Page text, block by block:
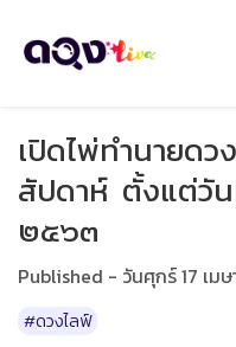
เปิดไพ่ทำนายด
สัปดาห์ ตั้งแต่วั
๒๕๖๓
Published - วันศุกร์ 17 เม
#ดวงไลฟ์